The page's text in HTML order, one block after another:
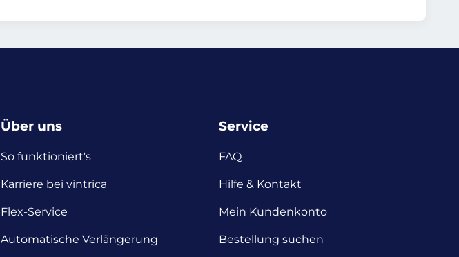
Über uns
So funktioniert's
Karriere bei vintrica
Flex-Service
Automatische Verlängerung
Service
FAQ
Hilfe & Kontakt
Mein Kundenkonto
Bestellung suchen